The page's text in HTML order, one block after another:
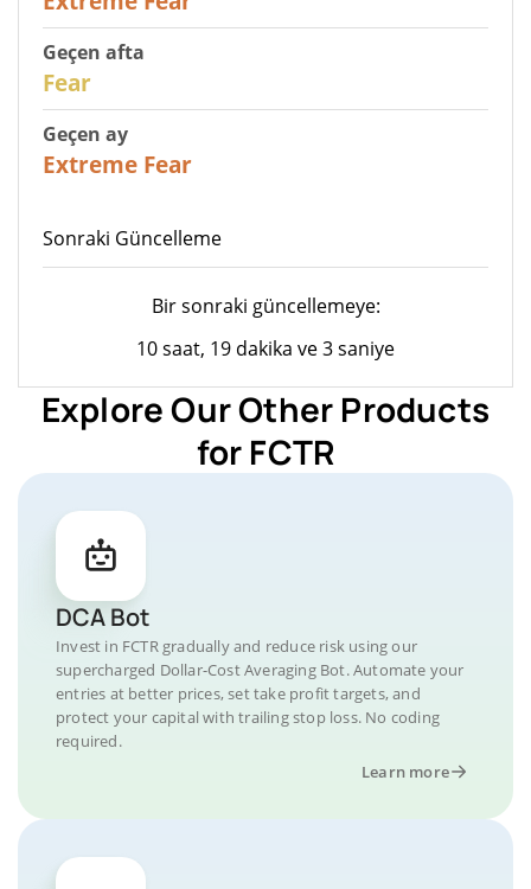
Geçen afta
Fear
Geçen ay
Extreme Fear
Sonraki Güncelleme
Bir sonraki güncellemeye:
10 saat, 19 dakika ve 3 saniye
Explore Our Other Products
for FCTR
DCA Bot
Invest in FCTR gradually and reduce risk using our
supercharged Dollar-Cost Averaging Bot. Automate your
entries at better prices, set take profit targets, and
protect your capital with trailing stop loss. No coding
required.
Learn more